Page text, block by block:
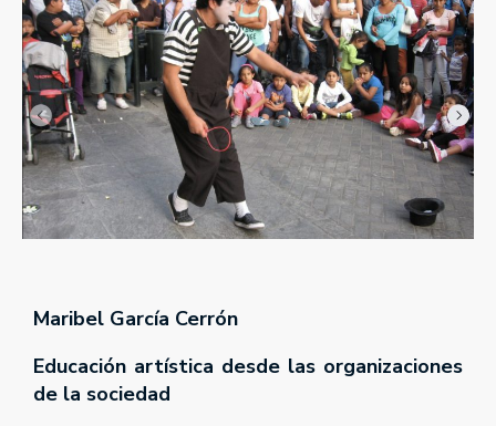
Maribel García Cerrón
Educación artística desde las organizaciones
de la sociedad